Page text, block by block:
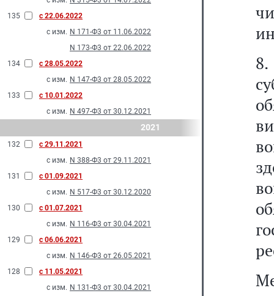
135
с 22.06.2022
с изм. N 171-Ф3 от 11.06.2022
N 173-Ф3 от 22.06.2022
134
с 28.05.2022
с изм. N 147-Ф3 от 28.05.2022
133
с 10.01.2022
с изм. N 497-Ф3 от 30.12.2021
2021
132
с 29.11.2021
с изм. N 388-Ф3 от 29.11.2021
131
с 01.09.2021
с изм. N 517-Ф3 от 30.12.2020
130
с 01.07.2021
с изм. N 116-Ф3 от 30.04.2021
129
с 06.06.2021
с изм. N 146-Ф3 от 26.05.2021
128
с 11.05.2021
с изм. N 131-Ф3 от 30.04.2021